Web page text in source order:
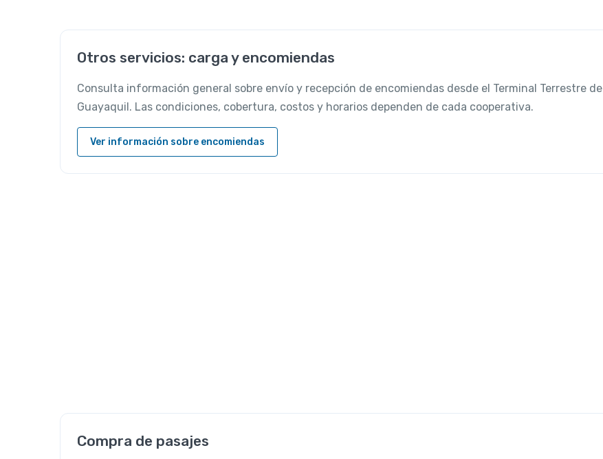
Otros servicios: carga y encomiendas
Consulta información general sobre envío y recepción de encomiendas desde el Terminal Terrestre de
Guayaquil. Las condiciones, cobertura, costos y horarios dependen de cada cooperativa.
Ver información sobre encomiendas
Compra de pasajes